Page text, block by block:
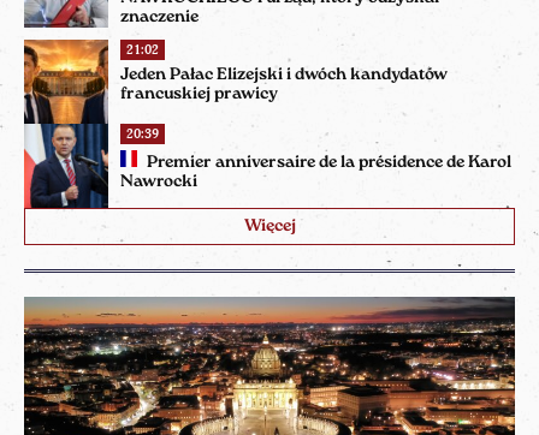
znaczenie
21:02
Jeden Pałac Elizejski i dwóch kandydatów
francuskiej prawicy
20:39
Premier anniversaire de la présidence de Karol
Nawrocki
Więcej